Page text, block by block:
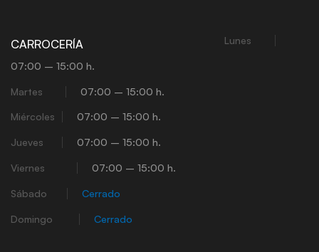
CARROCERÍA Lunes
07:00 – 15:00 h.
Martes 07:00 – 15:00 h.
Miércoles 07:00 – 15:00 h.
Jueves 07:00 – 15:00 h.
Viernes 07:00 – 15:00 h.
Sábado Cerrado
Domingo Cerrado